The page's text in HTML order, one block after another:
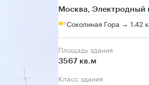
Москва, Электродный
Соколиная Гора → 1.42
Площадь здания
3567 кв.м
Класс здания